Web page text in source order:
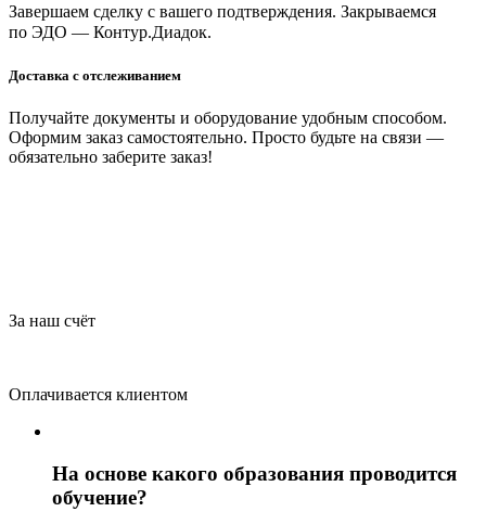
Завершаем сделку с вашего подтверждения. Закрываемся
по ЭДО — Контур.Диадок.
Доставка с отслеживанием
Получайте документы и оборудование удобным способом.
Оформим заказ самостоятельно. Просто будьте на связи —
обязательно заберите заказ!
За наш счёт
Оплачивается клиентом
На основе какого образования проводится
обучение?